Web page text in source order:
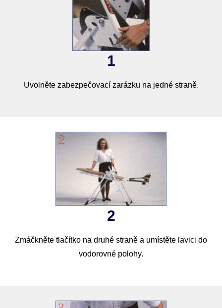
1
Uvolněte zabezpečovací zarázku na jedné straně.
2
Zmáčkněte tlačítko na druhé straně a umístěte lavici do
vodorovné polohy.